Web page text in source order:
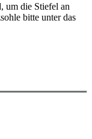
um die Stiefel an
bitte unter das